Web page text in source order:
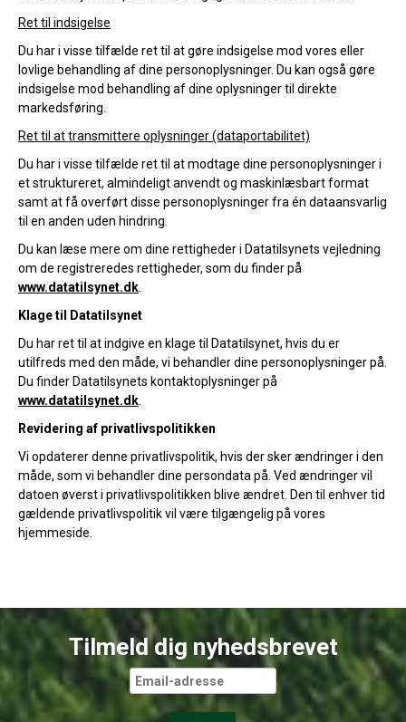
Ret til indsigelse
Du har i visse tilfælde ret til at gøre indsigelse mod vores eller
lovlige behandling af dine personoplysninger. Du kan også gøre
indsigelse mod behandling af dine oplysninger til direkte
markedsføring.
Ret til at transmittere oplysninger (dataportabilitet)
Du har i visse tilfælde ret til at modtage dine personoplysninger i
et struktureret, almindeligt anvendt og maskinlæsbart format
samt at få overført disse personoplysninger fra én dataansvarlig
til en anden uden hindring.
Du kan læse mere om dine rettigheder i Datatilsynets vejledning
om de registreredes rettigheder, som du finder på
www.datatilsynet.dk
Klage til Datatilsynet
Du har ret til at indgive en klage til Datatilsynet, hvis du er
utilfreds med den måde, vi behandler dine personoplysninger på.
Du finder Datatilsynets kontaktoplysninger på
www.datatilsynet.dk
Revidering af privatlivspolitikken
Vi opdaterer denne privatlivspolitik, hvis der sker ændringer i den
måde, som vi behandler dine persondata på. Ved ændringer vil
datoen øverst i privatlivspolitikken blive ændret. Den til enhver tid
gældende privatlivspolitik vil være tilgængelig på vores
hjemmeside.
Tilmeld dig nyhedsbrevet